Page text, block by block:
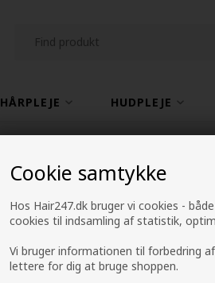
Cookie samtykke
Hos Hair247.dk bruger vi cookies -
cookies til indsamling af statistik,
Vi bruger informationen til forbedring
lettere for dig at bruge shoppen.
HÅRPLEJE HUDPLEJE